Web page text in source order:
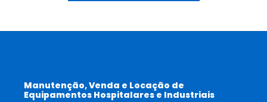
Manutenção, Venda e Locação de
Equipamentos Hospitalares e Industriais